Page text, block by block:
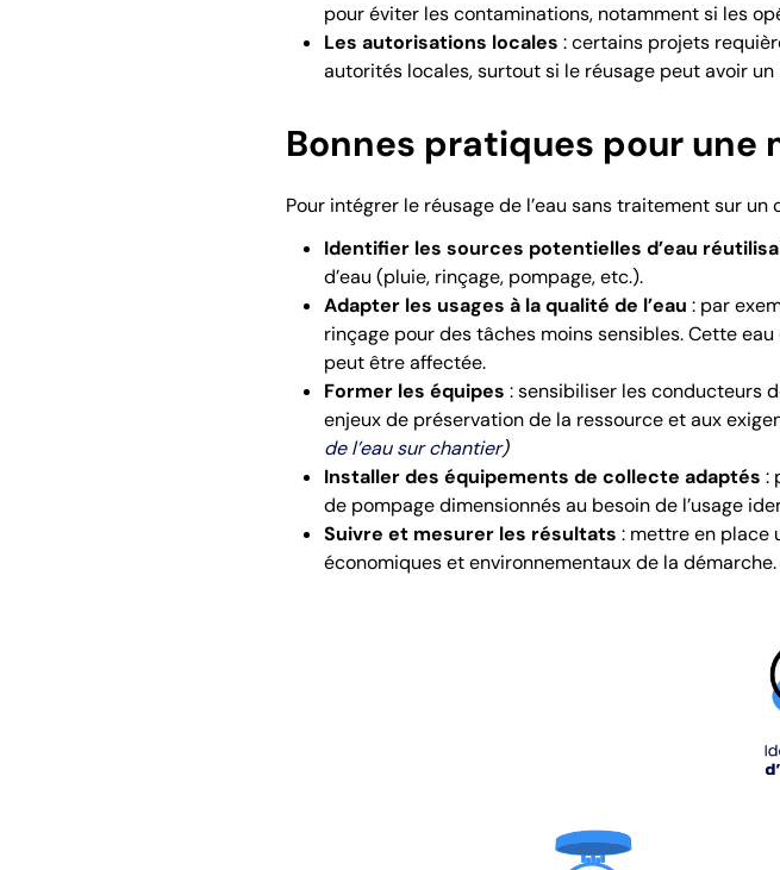
pour éviter les contaminations, notamment si les
Les autorisations locales : certains projets
autorités locales, surtout si le réusage peut avoir
Bonnes pratiques pour
Pour intégrer le réusage de l’eau sans traitement sur
Identifier les sources potentielles d’eau
d’eau (pluie, rinçage, pompage, etc.).
Adapter les usages à la qualité de l’eau : par
rinçage pour des tâches moins sensibles. Cette
peut être affectée.
Former les équipes : sensibiliser les conducteurs
enjeux de préservation de la ressource et aux
de l’eau sur chantier)
Installer des équipements de collecte adaptés :
de pompage dimensionnés au besoin de l’usage
Suivre et mesurer les résultats : mettre en place
économiques et environnementaux de la démarche.